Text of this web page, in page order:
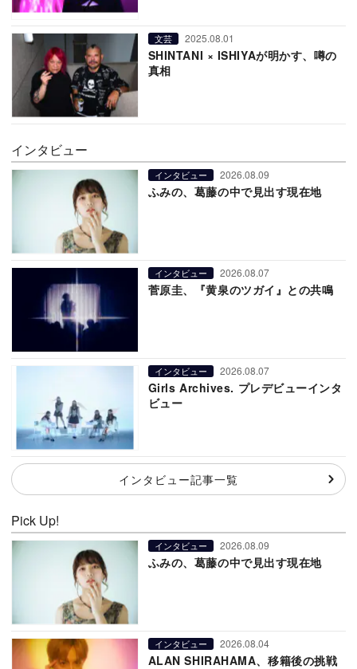
文芸 2025.08.01
SHINTANI × ISHIYAが明かす、噂の
真相
インタビュー
インタビュー 2026.08.09
ふみの、葛藤の中で見出す現在地
インタビュー 2026.08.07
菅原圭、『黄泉のツガイ』との共鳴
インタビュー 2026.08.07
Girls Archives. プレデビューインタ
ビュー
インタビュー記事一覧
Pick Up!
インタビュー 2026.08.09
ふみの、葛藤の中で見出す現在地
インタビュー 2026.08.04
ALAN SHIRAHAMA、移籍後の挑戦